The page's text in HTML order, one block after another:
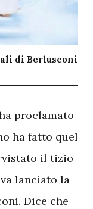
di Berlusconi
proclamato
ha fatto quel
il tizio
lanciato la
Dice che